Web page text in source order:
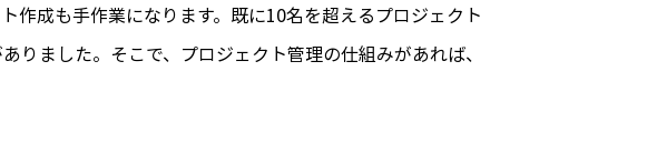
作成も手作業になります。既に10名を超えるプロジェクト
りました。そこで、プロジェクト管理の仕組みがあれば、